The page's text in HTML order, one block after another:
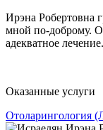
Ирэна Робертовна
мной по-доброму.
адекватное лечение.
Оказанные услуги
Отоларингология